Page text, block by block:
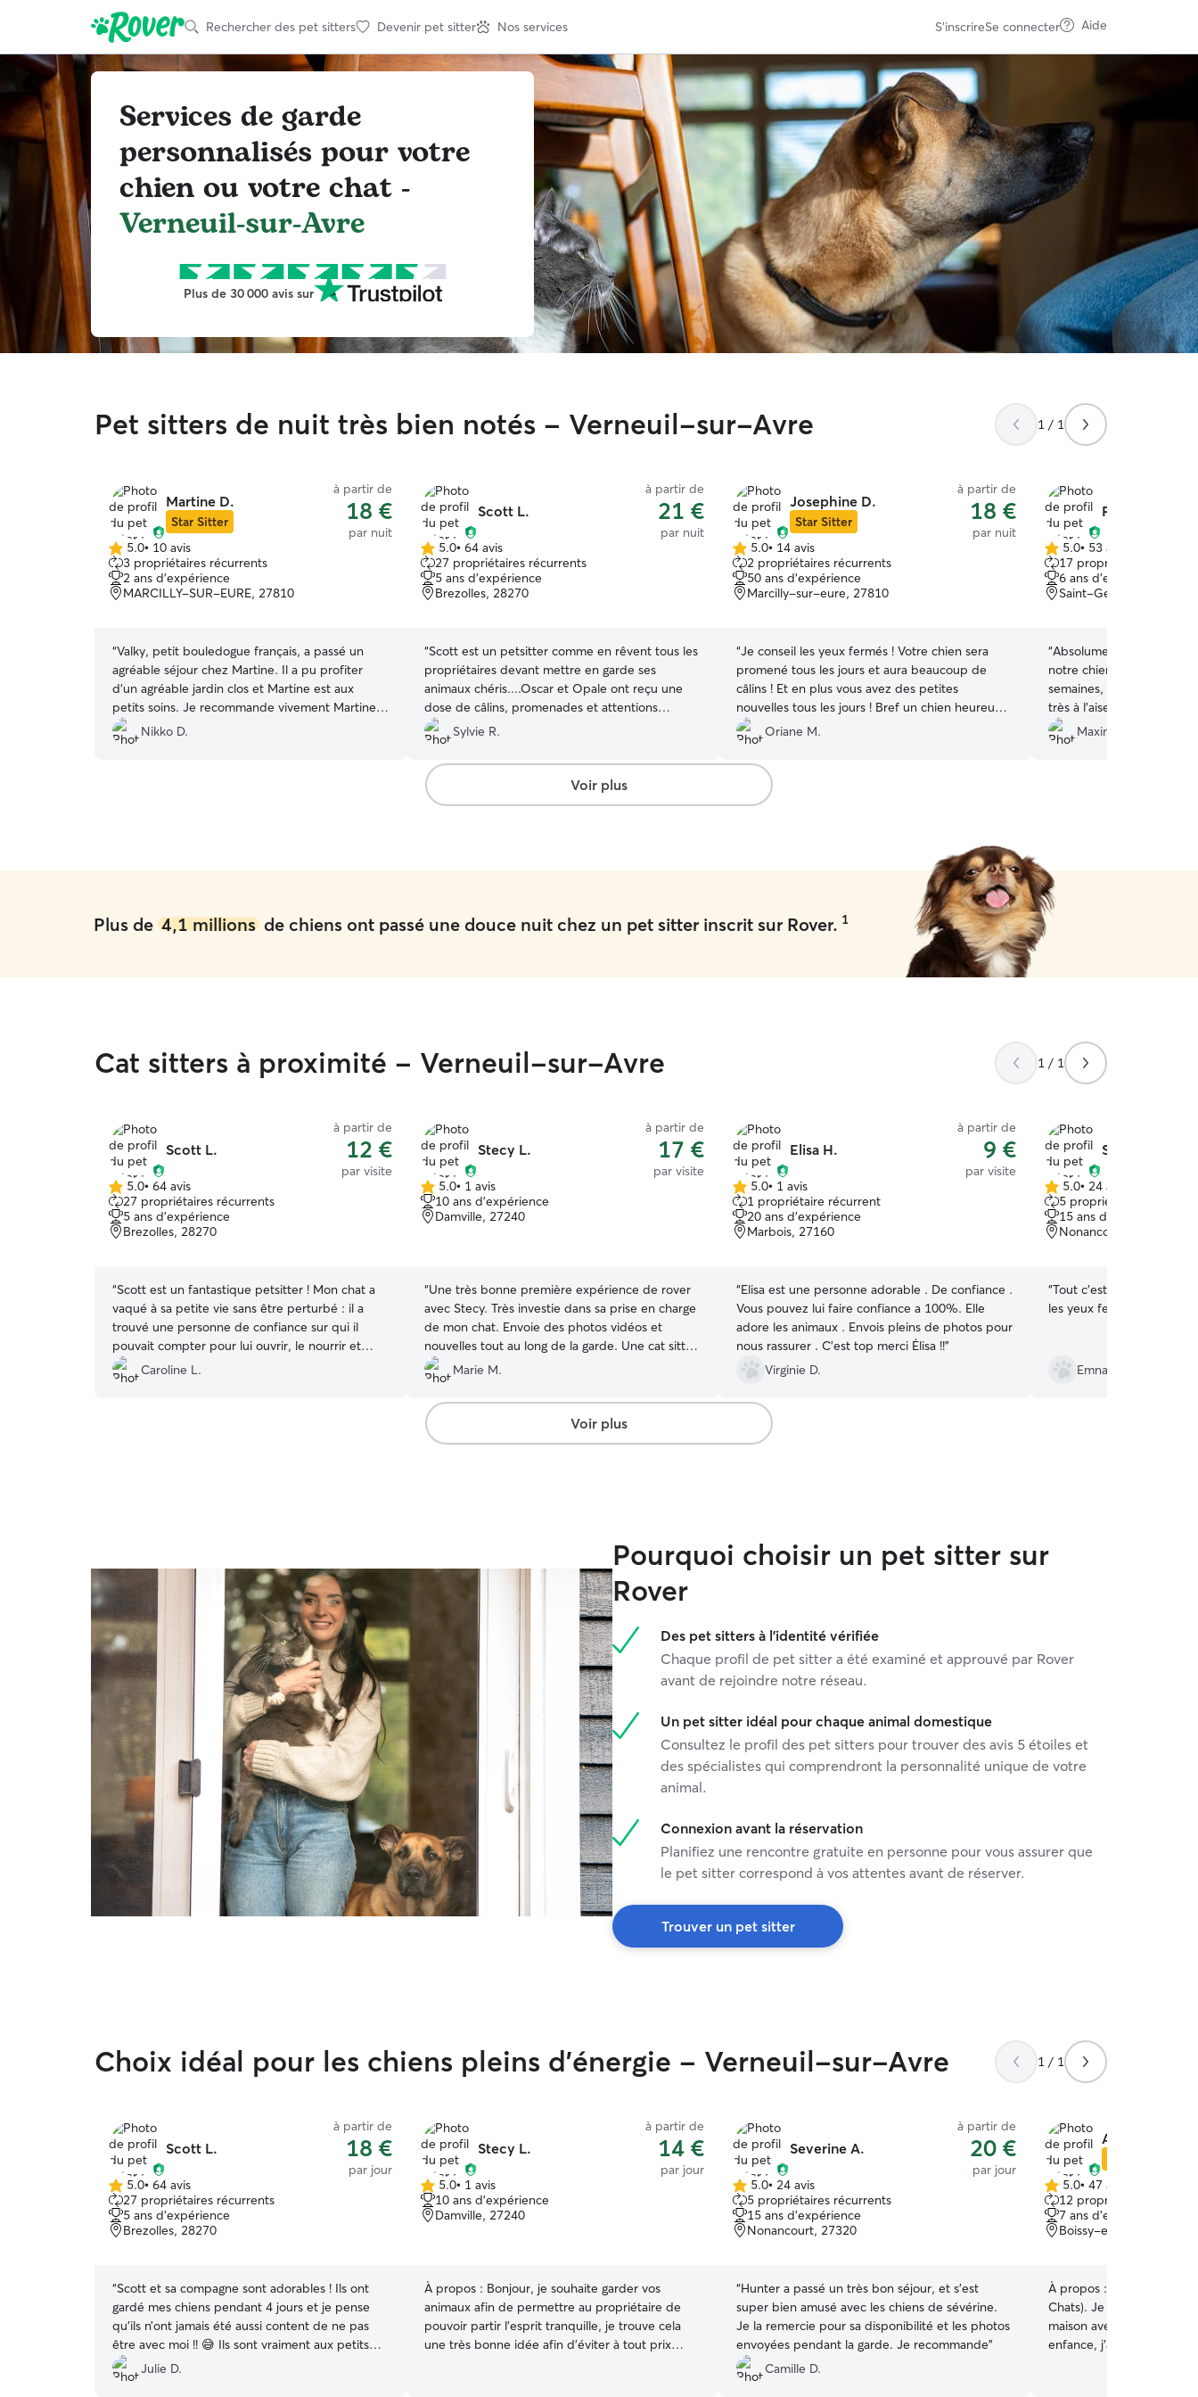
Rechercher des pet sitters Devenir pet sitter Nos services S'inscrireSe connecter Aide
Services de garde
personnalisés pour votre
chien ou votre chat -
Verneuil-sur-Avre
Plus de 30 000 avis sur
Pet sitters de nuit très bien notés - Verneuil-sur-Avre 1 / 1
Martine D.
Star Sitter
à partir de
18 €
par nuit
5.0 étoile(s)
sur
5
5.0• 10 avis
3 propriétaires récurrents
2 ans d'expérience
MARCILLY-SUR-EURE, 27810
“Valky, petit bouledogue français, a passé un
agréable séjour chez Martine. Il a pu profiter
d'un agréable jardin clos et Martine est aux
petits soins. Je recommande vivement Martine
pour la garde de nos petits loulous. Valky
repassera de belles vacances chez Martine, c'est
Nikko D.
Scott L.
à partir de
21 €
par nuit
5.0 étoile(s)
sur
5
5.0• 64 avis
27 propriétaires récurrents
5 ans d'expérience
Brezolles, 28270
“Scott est un petsitter comme en rêvent tous les
propriétaires devant mettre en garde ses
animaux chéris....Oscar et Opale ont reçu une
dose de câlins, promenades et attentions
diverses qui leur ont permis de passer de belles
vacances ! Messages et photos quotidiennement
m'ont de mon côté entièrement rassurée sur le
bien-être de mes toutous. Réactif et très gentil,
je recommande vivement Scott !”
Sylvie R.
Josephine D.
Star Sitter
à partir de
18 €
par nuit
5.0 étoile(s)
sur
5
5.0• 14 avis
2 propriétaires récurrents
50 ans d'expérience
Marcilly-sur-eure, 27810
“Je conseil les yeux fermés ! Votre chien sera
promené tous les jours et aura beaucoup de
câlins ! Et en plus vous avez des petites
nouvelles tous les jours ! Bref un chien heureux !!!
Et des maîtres sereins !
Oriane M.
Patricia M.
5.0 étoile(s)
sur
5
5.0• 53 avis
17 propriétaires
6 ans d'expérience
Saint-Germain-sur-
“Absolument
notre chien à Patricia
semaines, tout s’est
très à l’aise avec elle. Service parfait. Merci
Patricia!”
Maxime M.
Voir plus
Plus de4,1 millions de chiens ont passé une douce nuit chez un pet sitter inscrit sur Rover. 1
Cat sitters à proximité - Verneuil-sur-Avre 1 / 1
Scott L.
à partir de
12 €
par visite
5.0 étoile(s)
sur
5
5.0• 64 avis
27 propriétaires récurrents
5 ans d'expérience
Brezolles, 28270
“Scott est un fantastique petsitter ! Mon chat a
vaqué à sa petite vie sans être perturbé : il a
trouvé une personne de confiance sur qui il
pouvait compter pour lui ouvrir, le nourrir et
vérifier que rien ne lui manquait. Et pour les
propriétaires que nous sommes, c’était très
Caroline L.
Stecy L.
à partir de
17 €
par visite
5.0 étoile(s)
sur
5
5.0• 1 avis
10 ans d'expérience
Damville, 27240
“Une très bonne première expérience de rover
avec Stecy. Très investie dans sa prise en charge
de mon chat. Envoie des photos vidéos et
nouvelles tout au long de la garde. Une cat sitter
très professionnel que je recommande. Je
reviendrais vers elle pour mes prochaines
vacances les yeux fermés. 😊”
Marie M.
Elisa H.
à partir de
9 €
par visite
5.0 étoile(s)
sur
5
5.0• 1 avis
1 propriétaire récurrent
20 ans d'expérience
Marbois, 27160
“Elisa est une personne adorable . De confiance .
Vous pouvez lui faire confiance a 100%. Elle
adore les animaux . Envois pleins de photos pour
nous rassurer . C'est top merci Élisa !!”
Virginie D.
Severine A.
5.0 étoile(s)
sur
5
5.0• 24 avis
5 propriétaires
15 ans d'expérience
Nonancourt, 27320
“Tout c'est bien passé. Je
les yeux fermés.
Emna M.
Voir plus
Pourquoi choisir un pet sitter sur
Rover
Des pet sitters à l'identité vérifiée
Chaque profil de pet sitter a été examiné et approuvé par Rover
avant de rejoindre notre réseau.
Un pet sitter idéal pour chaque animal domestique
Consultez le profil des pet sitters pour trouver des avis 5 étoiles et
des spécialistes qui comprendront la personnalité unique de votre
animal.
Connexion avant la réservation
Planifiez une rencontre gratuite en personne pour vous assurer que
le pet sitter correspond à vos attentes avant de réserver.
Trouver un pet sitter
Choix idéal pour les chiens pleins d'énergie - Verneuil-sur-Avre 1 / 1
Scott L.
à partir de
18 €
par jour
5.0 étoile(s)
sur
5
5.0• 64 avis
27 propriétaires récurrents
5 ans d'expérience
Brezolles, 28270
“Scott et sa compagne sont adorables ! Ils ont
gardé mes chiens pendant 4 jours et je pense
qu’ils n’ont jamais été aussi content de ne pas
être avec moi !! 😅 Ils sont vraiment aux petits
oignons avec eux et ça fait plaisir de voir ça
même à distance ! Je recommande vivement, ils
Julie D.
Stecy L.
à partir de
14 €
par jour
5.0 étoile(s)
sur
5
5.0• 1 avis
10 ans d'expérience
Damville, 27240
À propos : Bonjour, je souhaite garder vos
animaux afin de permettre au propriétaire de
pouvoir partir l’esprit tranquille, je trouve cela
une très bonne idée afin d’éviter à tout prix
Severine A.
à partir de
20 €
par jour
5.0 étoile(s)
sur
5
5.0• 24 avis
5 propriétaires récurrents
15 ans d'expérience
Nonancourt, 27320
“Hunter a passé un très bon séjour, et s'est
super bien amusé avec les chiens de sévérine.
Je la remercie pour sa disponibilité et les photos
envoyées pendant la garde. Je recommande”
Camille D.
Adelaide G.
5.0 étoile(s)
sur
5
5.0• 47 avis
12 propriétaires
7 ans d'expérience
Boissy-en-Drouais,
À propos :
Chats). Je suis auxiliaire vétérinaire, j’ai une
maison avec un jardin
enfance, j'ai vécu